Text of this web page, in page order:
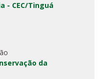
- CEC/Tinguá
da